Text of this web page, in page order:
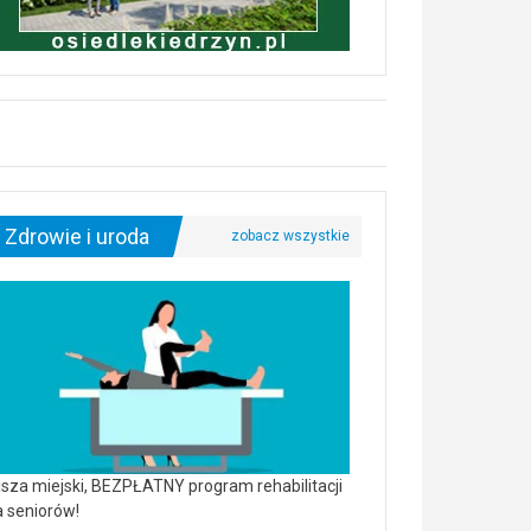
Zdrowie i uroda
miejski, BEZPŁATNY program rehabilitacji
seniorów!